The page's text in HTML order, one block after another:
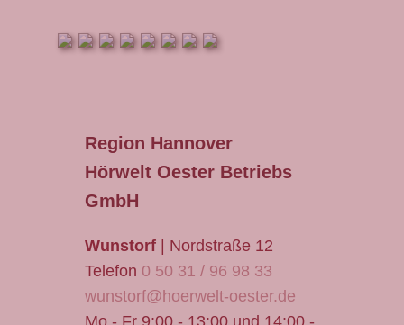
Pflegemittel
Region Hannover
Hörwelt Oester Betriebs
GmbH
Wunstorf | Nordstraße 12
Telefon 0 50 31 / 96 98 33
wunstorf@hoerwelt-oester.de